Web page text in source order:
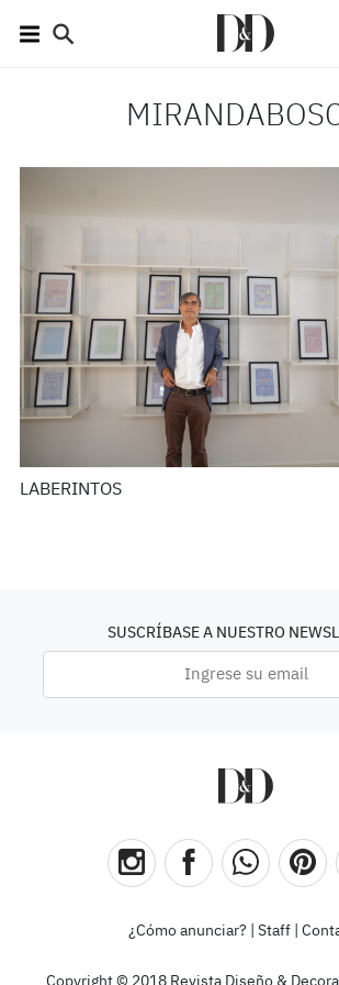
LABERINTOS
SUSCRÍBASE A NUESTRO
¿Cómo anunciar? Staff|
Copyright © 2018 Revista Diseño &